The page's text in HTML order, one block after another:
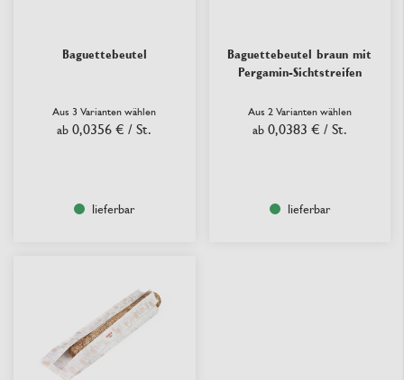
Baguettebeutel
Aus 3 Varianten wählen
ab 0,0356 € / St.
lieferbar
Baguettebeutel braun mit
Pergamin-Sichtstreifen
Aus 2 Varianten wählen
ab 0,0383 € / St.
lieferbar